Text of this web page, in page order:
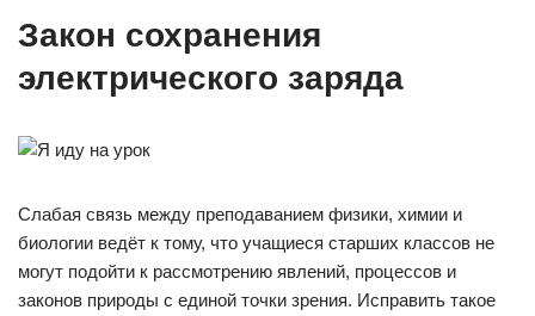
Закон сохранения
электрического заряда
Слабая связь между преподаванием физики, химии и
биологии ведёт к тому, что учащиеся старших классов не
могут подойти к рассмотрению явлений, процессов и
законов природы с единой точки зрения. Исправить такое